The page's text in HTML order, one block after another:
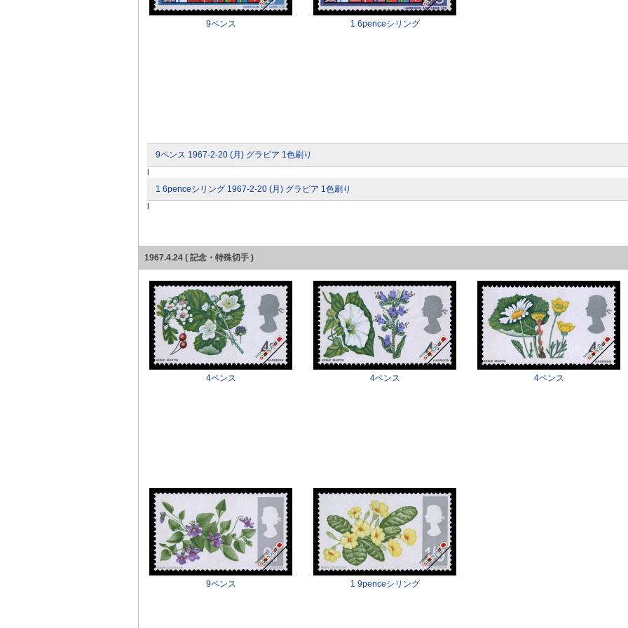
9ペンス 1 6penceシリング
9ペンス 1967-2-20 (月) グラビア 1色刷り
1 6penceシリング 1967-2-20 (月) グラビア 1色刷り
1967.4.24 ( 記念・特殊切手 )
4ペンス 4ペンス 4ペンス
9ペンス 1 9penceシリング